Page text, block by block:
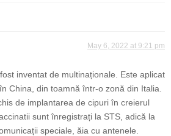
May 6, 2022 at 9:21 pm
inventat de multinaționale. Este aplicat
China, din toamnă într-o zonă din Italia.
de implantarea de cipuri în creierul
sunt înregistrați la STS, adică la
speciale, ăia cu antenele.